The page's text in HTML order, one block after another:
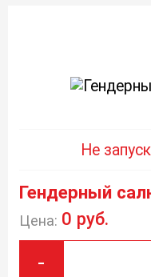
Не
Гендерный
Цена: 0 руб.
-